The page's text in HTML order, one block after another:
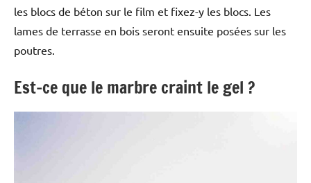
les blocs de béton sur le film et fixez-y les blocs. Les
lames de terrasse en bois seront ensuite posées sur les
poutres.
Est-ce que le marbre craint le gel ?